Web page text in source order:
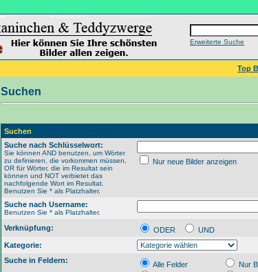
Erweiterte Suche
Top
Suchen
Suchen
Suche nach Schlüsselwort:
Sie können AND benutzen, um Wörter
zu definieren, die vorkommen müssen,
OR für Wörter, die im Resultat sein
können und NOT verbietet das
nachfolgende Wort im Resultat.
Benutzen Sie * als Platzhalter.
Nur neue Bilder anzeigen
Suche nach Username:
Benutzen Sie * als Platzhalter.
Verknüpfung: ODER
UND
Kategorie:
Suche in Feldern:
Alle Felder
Nur